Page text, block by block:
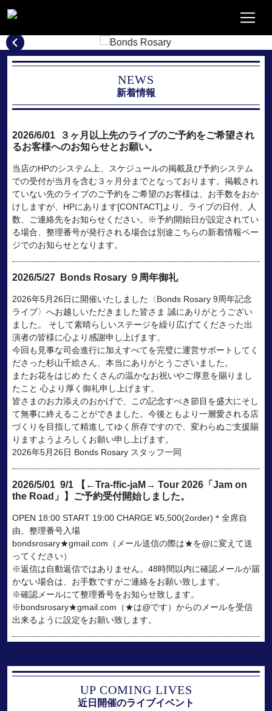
NEWS
新着情報
2026/6/01
３ヶ月以上先のライブのご予約をご希望され
るお客様へのお知らせとお願い。
当店のHPのシステム上、スケジュールの掲載及び予約システム
での受付が当月を含む３ヶ月分までとなっております。掲載され
ていない先のライブのご予約をご希望のお客様は、お手数をおか
けしますが、HPにあります[CONTACT]より、ライブの日付、人
数、ご連絡先をお知らせください。※予約開始日が設定されてい
る場合、整理番号が発行される場合は別途こちらの新着情報ペー
ジでのお知らせとなります。
2026/5/27 Bonds Rosary ９周年御礼
2026年5月26日に開催いたしました〈Bonds Rosary 9周年記念
ライブ〉へお越しいただきました皆さま 誠にありがとうござい
ました。 そして素晴らしいステージを繰り広げてくださった出
演者の皆様に心より感謝申し上げます。
今回も見事な司会進行に加えすべてを完璧に運営サポートしてく
ださった杉山千絵さん、本当にありがとうございました。
またお花をはじめ たくさんの温かなお祝いやご厚意を賜りまし
たこと 心より厚く御礼申し上げます。
皆さまのお力添えのおかげで、この記念すべき節目を盛大にそし
て無事に終えることができました。今後ともより一層愛される店
づくりを目指して精進してゆく所存ですので、変わらぬご支援賜
りますようよろしくお願い申し上げます。
2026年5月26日 Bonds Rosary スタッフ一同
2026/5/01 9/1 【←Tra-ffic-jaM→ Tour 2026「Jam on
the Road」】ご予約受付開始しました。
OPEN 18:00 START 19:00 CHARGE ¥5,500(2order)＊全席自
由、整理番号入場
bondsrosary★gmail.com（メール送信の際は★を@に変えて送
ってください）
※返信は自動返信ではありません。48時間以内に確認メールが届
かない場合は、お手数ですがご連絡をお願い致します。
※確認メールにて整理番号をお知らせ致します。
※bondsrosary★gmail.com（★は@です）からのメールを受信
出来るように設定をお願い致します。
UP COMING LIVES
近日開催のライブイベント